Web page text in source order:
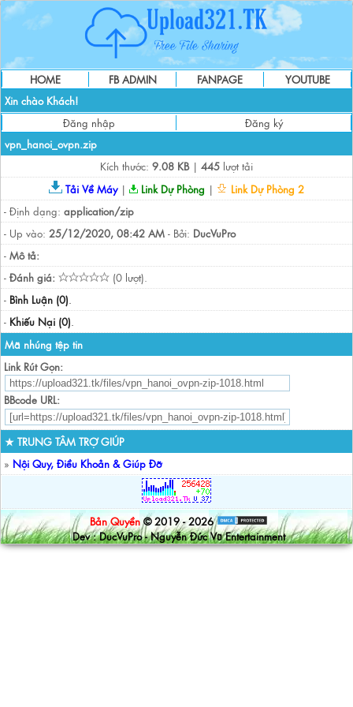
HOME FB ADMIN FANPAGE
YOUTUBE
Xin chào Khách!
Đăng nhập
Đăng ký
vpn_hanoi_ovpn.zip
Kích thước: 9.08 KB| 445 lượt tải
Tải Về Máy| Link Dự Phòng |
Link Dự Phòng 2
- Định dạng: application/zip
- Up vào: 25/12/2020, 08:42 AM - Bởi: DucVuPro
- Mô tả:
- Đánh giá:
(0 lượt).
- Bình Luận (0).
- Khiếu Nại (0).
Mã nhúng tệp tin
Link Rút Gọn:
BBcode URL:
★ TRUNG TÂM TRỢ GIÚP
» Nội Quy, Điều Khoản & Giúp Đỡ
Bản Quyền © 2019 - 2026
Dev : DucVuPro - Nguyễn Đức Vũ Entertainment